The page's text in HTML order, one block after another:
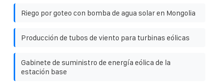
Riego por goteo con bomba de agua solar en Mongolia
Producción de tubos de viento para turbinas eólicas
Gabinete de suministro de energía eólica de la
estación base